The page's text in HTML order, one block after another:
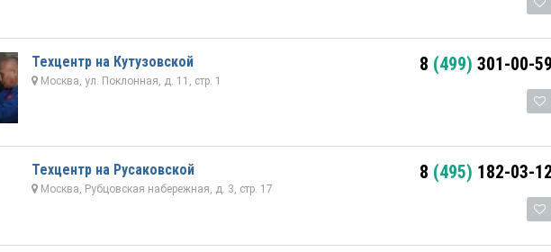
Техцентр на Кутузовской
Москва, ул. Поклонная, д. 11, стр. 1
8 (499) 301-00-59
Техцентр на Русаковской
Москва, Рубцовская набережная, д. 3, стр. 17
8 (495) 182-03-12